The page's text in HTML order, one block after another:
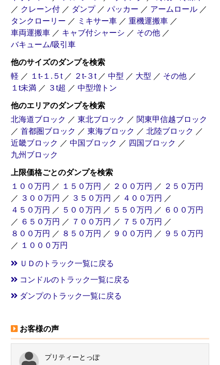
トラクター
バキューム
／ クレーン付 ／ ダンプ ／ パッカー ／ アームロール ／
タンクローリー ／ ミキサー車 ／ 重機運搬車 ／
車両運搬車 ／ キャブ付シャーシ ／ その他 ／
バキューム/吸引車
他のサイズのダンプを検索
軽 ／ １t-１.５t ／ ２t-３t ／ 中型 ／ 大型 ／ その他 ／
１t未満 ／ ３t超 ／ 中型増トン
他のエリアのダンプを検索
北海道ブロック ／ 東北ブロック ／ 関東甲信越ブロック
／ 首都圏ブロック ／ 東海ブロック ／ 北陸ブロック ／
近畿ブロック ／ 中国ブロック ／ 四国ブロック ／
九州ブロック
上限価格ごとのダンプを検索
１００万円 ／ １５０万円 ／ ２００万円 ／ ２５０万円
／ ３００万円 ／ ３５０万円 ／ ４００万円 ／
４５０万円 ／ ５００万円 ／ ５５０万円 ／ ６００万円
／ ６５０万円 ／ ７００万円 ／ ７５０万円 ／
８００万円 ／ ８５０万円 ／ ９００万円 ／ ９５０万円
／ １０００万円
ＵＤのトラック一覧に戻る
コンドルのトラック一覧に戻る
ダンプのトラック一覧に戻る
お客様の声
プリティーとっぽ